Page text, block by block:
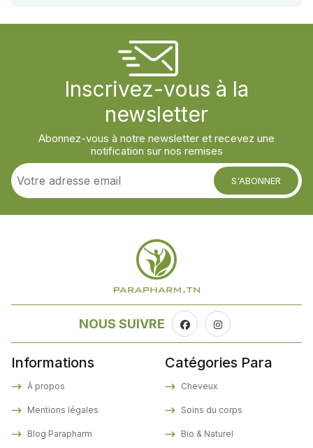
Inscrivez-vous à la
newsletter
Abonnez-vous à notre newsletter et recevez une
notification sur nos remises
S'ABONNER
NOUS SUIVRE
Informations
À propos
Mentions légales
Blog Parapharm
Catégories Para
Cheveux
Soins du corps
Bio & Naturel